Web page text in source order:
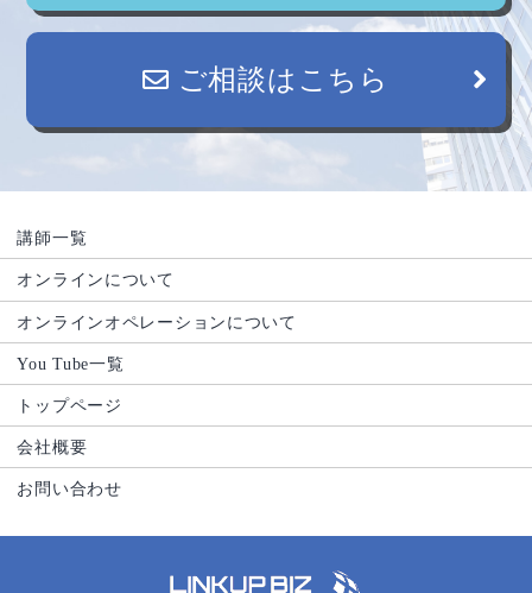
ご相談はこちら
講師一覧
オンラインについて
オンラインオペレーションについて
You Tube一覧
トップページ
会社概要
お問い合わせ